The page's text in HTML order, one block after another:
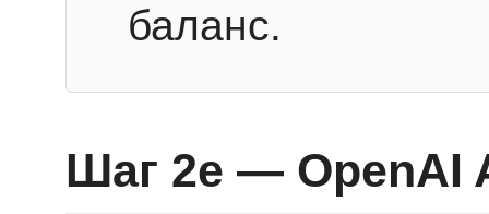
баланс.
Шаг 2e — OpenAI